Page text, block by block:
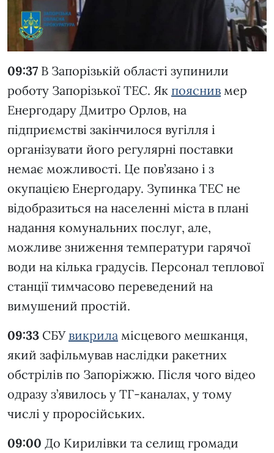
09:37 В Запорізькій області зупинили
роботу Запорізької ТЕС. Як пояснив мер
Енергодару Дмитро Орлов, на
підприємстві закінчилося вугілля і
організувати його регулярні поставки
немає можливості. Це пов’язано і з
окупацією Енергодару. Зупинка ТЕС не
відобразиться на населенні міста в плані
надання комунальних послуг, але,
можливе зниження температури гарячої
води на кілька градусів. Персонал теплової
станції тимчасово переведений на
вимушений простій.
09:33 СБУ викрила місцевого мешканця,
який зафільмував наслідки ракетних
обстрілів по Запоріжжю. Після чого відео
одразу з’явилось у ТГ-каналах, у тому
числі у проросійських.
09:00 До Кирилівки та селищ громади